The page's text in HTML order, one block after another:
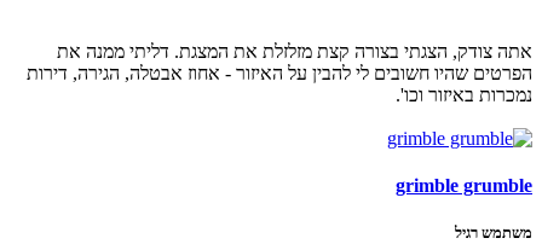
אתה צודק, הצגתי בצורה קצת מזלזלת את המצגת. דליתי ממנה את
הפרטים שהיו חשובים לי להבין על האיזור - אחוז אבטלה, הגירה, דירות
נמכרות באיזור וכו'.
grimble grumble
משתמש רגיל